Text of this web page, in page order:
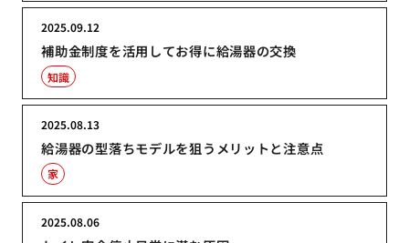
補助金制度を活用してお得に給湯器の交換
2025.09.12
知識
給湯器の型落ちモデルを狙うメリットと注意点
2025.08.13
家
2025.08.06